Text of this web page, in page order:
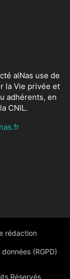
alNas use de
la Vie privée et
adhérents, en
CNIL.
rédaction
(RGPD)
Réservés